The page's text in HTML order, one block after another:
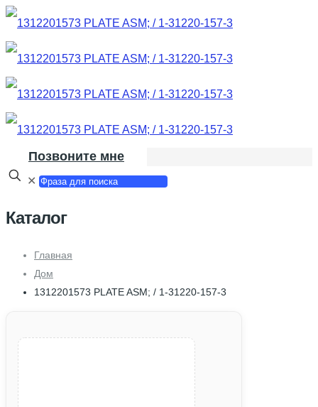
Позвоните мне
✕
Каталог
Главная
Дом
1312201573 PLATE ASM; / 1-31220-157-3